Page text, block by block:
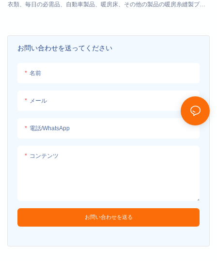
お問い合わせを送ってください
名前
メール
電話/WhatsApp
コンテンツ
お問い合わせを送る
衣類、毎日の必需品、自動車製品、暖房床、その他の製品の暖房糸縫製プロ